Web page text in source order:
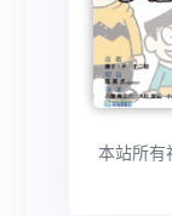
本站所有